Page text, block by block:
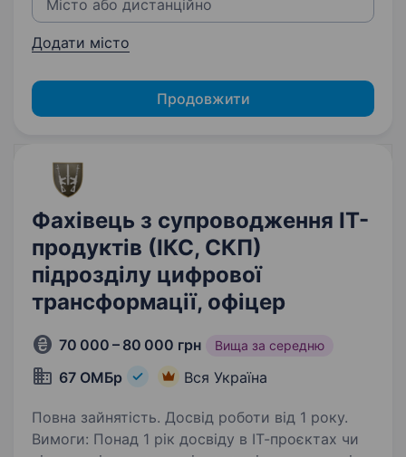
Додати місто
Продовжити
Фахівець з супроводження ІТ-
продуктів (ІКС, СКП)
підрозділу цифрової
трансформації, офіцер
70 000 – 80 000 грн Вища за середню
67 ОМБр Вся Україна
Повна зайнятість. Досвід роботи від 1 року.
Вимоги: Понад 1 рік досвіду в ІТ-проєктах чи